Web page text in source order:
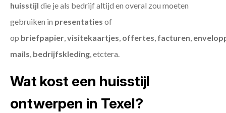
huisstijl die je als bedrijf altijd en overal zou moeten
gebruiken in presentaties of
op briefpapier,visitekaartjes, offertes, facturen,
mails, bedrijfskleding, etctera.
Wat kost een huisstijl
ontwerpen in Texel?